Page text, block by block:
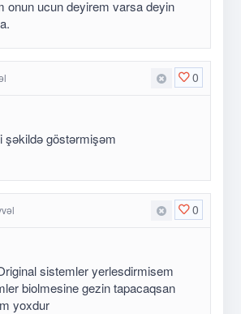
onun ucun deyirem varsa deyin
0
şəkildə göstərmişəm
0
sistemler yerlesdirmisem
biolmesine gezin tapacaqsan
yoxdur